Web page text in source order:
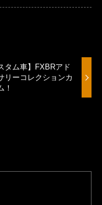
タム車】FXBRアド
リーコレクションカ
！